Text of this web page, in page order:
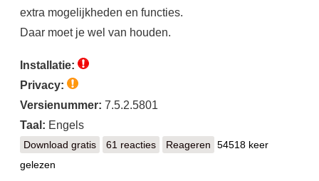
extra mogelijkheden en functies.
Daar moet je wel van houden.
Installatie:
Privacy:
Versienummer: 7.5.2.5801
Taal: Engels
Download gratisMaxthon Cloud Browser
61 reacties Reageren
54518 keer
gelezen